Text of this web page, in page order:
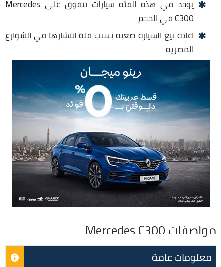
يوجد في هذه الفئه سيارات تتفوق على Mercedes
C300 في الحجم
اعادة بيع السيارة صعبه بسبب قلة انتشارها في الشوارع
المصريه
مواصفات Mercedes C300
معلومات عامة